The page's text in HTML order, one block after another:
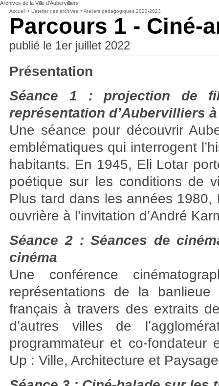
Archives de la Ville d’Aubervilliers
Accueil >L’atelier des archives >Ateliers pédagogiques 2022-2023
Parcours 1 - Ciné-
publié le 1er juillet 2022
Présentation
Séance 1 : projection de
représentation d’Aubervilliers
Une séance pour découvrir
emblématiques qui interrogent
habitants. En 1945, Eli Lotar
poétique sur les conditions de
Plus tard dans les années 1980,
ouvrière à l’invitation d’André
Séance 2 : Séances de
cinéma
Une conférence
représentations de la banlieue
français à travers des extraits
d’autres villes de
programmateur et co-fondateur
Up : Ville, Architecture et